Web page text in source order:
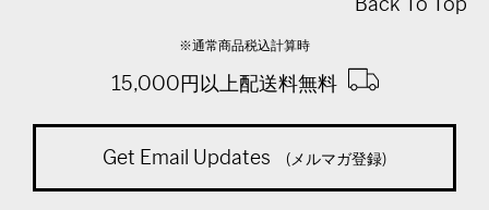
※通常商品税込計算時
15,000円以上配送料無料
Get Email Updates (メルマガ登録)